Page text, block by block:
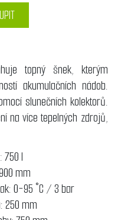
topný šnek, kterým
akumulačních nádob.
slunečních kolektorů.
na více tepelných zdrojů,
750 l
mm
0-95 °C / 3 bar
250 mm